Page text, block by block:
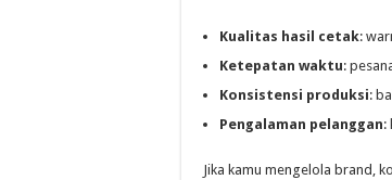
Kualitas hasil cetak:
Ketepatan waktu:
Konsistensi produksi:
Pengalaman pelanggan:
Jika kamu mengelola brand,